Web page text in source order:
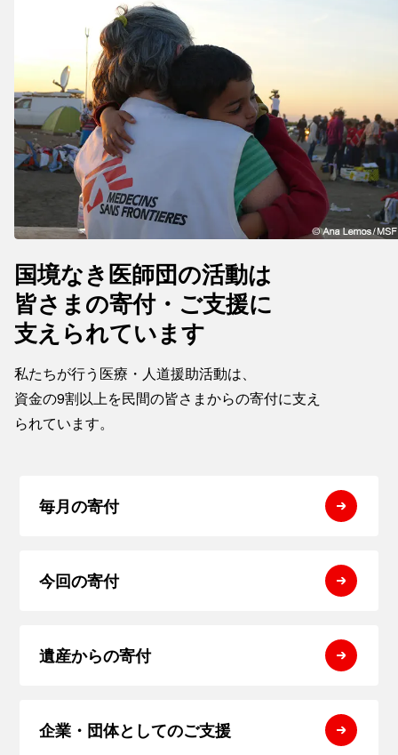
国境なき医師団の活動は
皆さまの寄付・ご支援に
支えられています
私たちが行う医療・人道援助活動は、
資金の9割以上を民間の皆さまからの寄付に支え
られています。
毎月の寄付
今回の寄付
遺産からの寄付
企業・団体としてのご支援